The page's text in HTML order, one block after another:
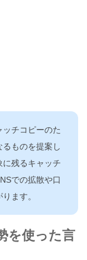
ッチコピーのた
るものを提案し
に残るキャッチ
での拡散や口
ます。
を使った言